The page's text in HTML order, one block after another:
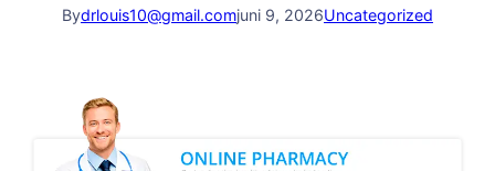
Bydrlouis10@gmail.comjuni 9, 2026Uncategorized